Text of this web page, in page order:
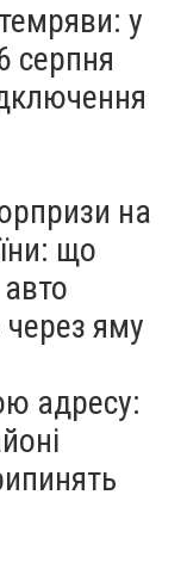
у
серпня
на
що
яму
адресу: